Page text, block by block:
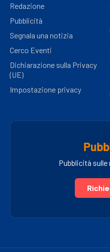
Redazione
Pubblicità
Segnala una notizia
Cerco Eventi
Dichiarazione sulla Privacy
(UE)
Impostazione privacy
Pubblicità